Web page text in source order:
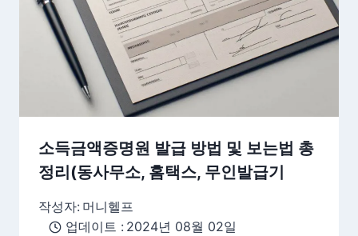
소득금액증명원 발급 방법 및 보는법 총
정리(동사무소, 홈택스, 무인발급기
작성자: 머니헬프
업데이트 : 2024년 08월 02일